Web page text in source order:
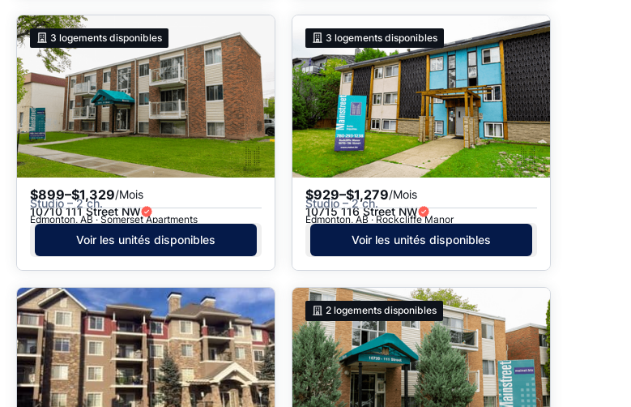
3 logements disponibles
$899–$1,329/Mois
Studio – 2 ch.
10710 111 Street NW
Edmonton, AB · Somerset Apartments
Voir les unités disponibles
3 logements disponibles
$929–$1,279/Mois
Studio – 2 ch.
10715 116 Street NW
Edmonton, AB · Rockcliffe Manor
Voir les unités disponibles
2 logements disponibles